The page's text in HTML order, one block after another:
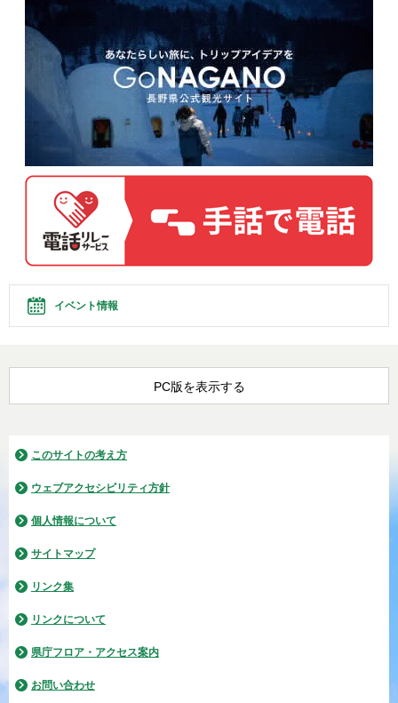
イベント情報
PC版を表示する
このサイトの考え方
ウェブアクセシビリティ方針
個人情報について
サイトマップ
リンク集
リンクについて
県庁フロア・アクセス案内
お問い合わせ